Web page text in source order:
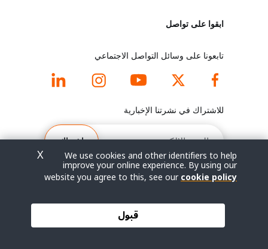
o
n
d
f
o
o
t
e
r
m
ابقوا على تواصل
تابعونا على وسائل التواصل الاجتماعي
للاشتراك في نشرتنا الإخبارية
البريد
الإلكتروني
اشتراك
سياسة الخصوصية
We use cookies and other identifiers to help
improve your online experience. By using our
website you agree to this, see ourcookie policy
قبول
X